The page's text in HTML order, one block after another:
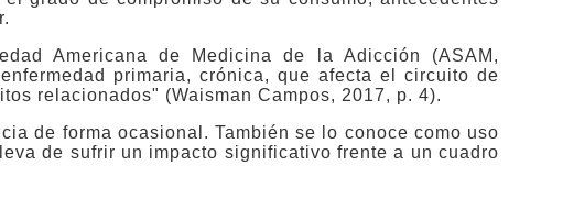
Americana de Medicina de la Adicción (ASAM,
primaria, crónica, que afecta el circuito de
relacionados" (Waisman Campos, 2017, p. 4).
de forma ocasional. También se lo conoce como uso
de sufrir un impacto significativo frente a un cuadro